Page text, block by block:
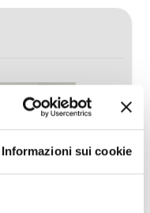
Informazioni sui cookie